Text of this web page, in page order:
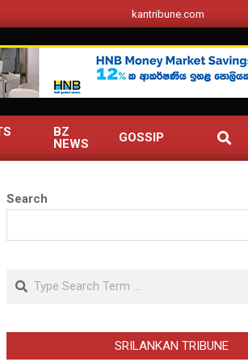
srilankantribune.com
BZ
NEWS
GOSSIP SEARCH
Search
Search
SRILANKAN TRIBUNE